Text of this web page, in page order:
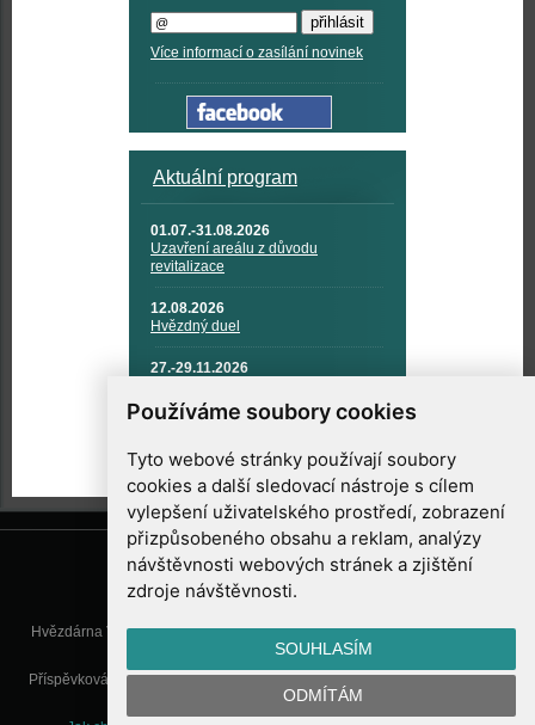
Používáme soubory cookies
Tyto webové stránky používají soubory
cookies a další sledovací nástroje s cílem
vylepšení uživatelského prostředí, zobrazení
přizpůsobeného obsahu a reklam, analýzy
návštěvnosti webových stránek a zjištění
zdroje návštěvnosti.
SOUHLASÍM
ODMÍTÁM
Více informací o zasílání novinek
Aktuální program
01.07.-31.08.2026
Uzavření areálu z důvodu
revitalizace
12.08.2026
Hvězdný duel
27.-29.11.2026
TECHNIKA A KOSMICKÉ
TECHNOLOGIE
Hvězdárna Valašské Meziříčí, příspěvková organizace, Vsetínská 78, 757
01 Valašské Meziříčí
Příspěvková organizace Zlínského kraje. Telefon:571 611 928, Mobil:777
info@astrovm.cz